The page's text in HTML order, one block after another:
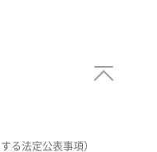
る法定公表事項）